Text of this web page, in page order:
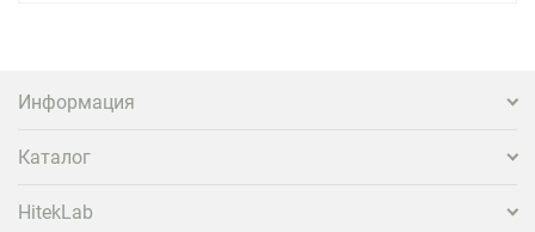
Информация
Каталог
HitekLab